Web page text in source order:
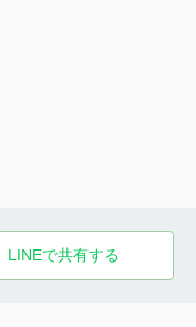
LINEで共有する